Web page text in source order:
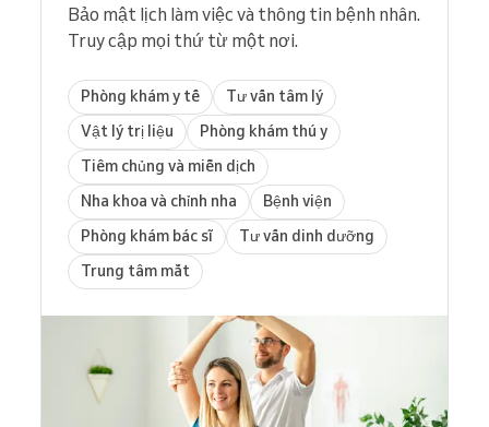
Bảo mật lịch làm việc và thông tin bệnh nhân.
Truy cập mọi thứ từ một nơi.
Phòng khám y tế
Tư vấn tâm lý
Vật lý trị liệu
Phòng khám thú y
Tiêm chủng và miễn dịch
Nha khoa và chỉnh nha
Bệnh viện
Phòng khám bác sĩ
Tư vấn dinh dưỡng
Trung tâm mắt